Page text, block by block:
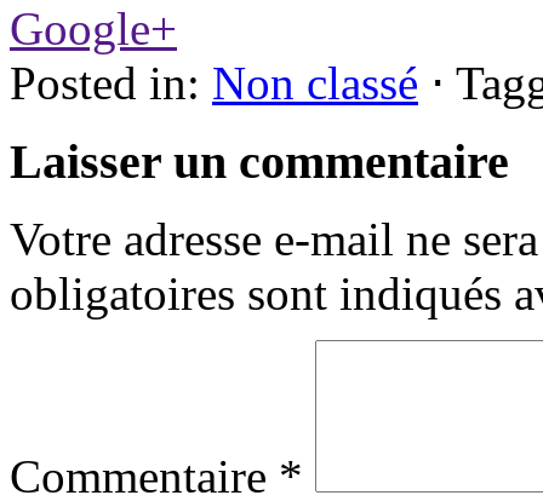
Google+
Posted in: Non classé ⋅
Laisser un commentaire
Votre adresse e-mail ne
obligatoires sont indiqués
Commentaire *